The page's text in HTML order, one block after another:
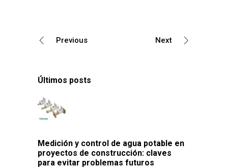
Previous Next
Últimos posts
Medición y control de agua potable en
proyectos de construcción: claves
para evitar problemas futuros